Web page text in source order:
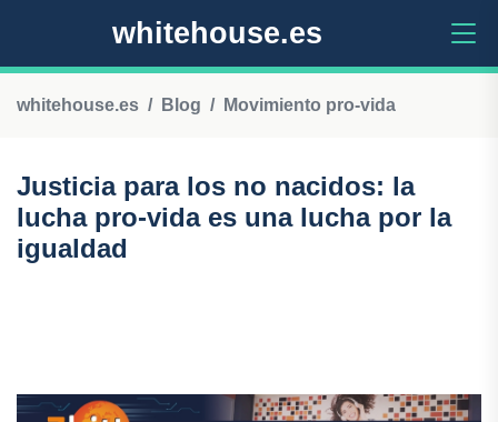
whitehouse.es
whitehouse.es Blog Movimiento pro-vida
Justicia para los no nacidos: la
lucha pro-vida es una lucha por la
igualdad